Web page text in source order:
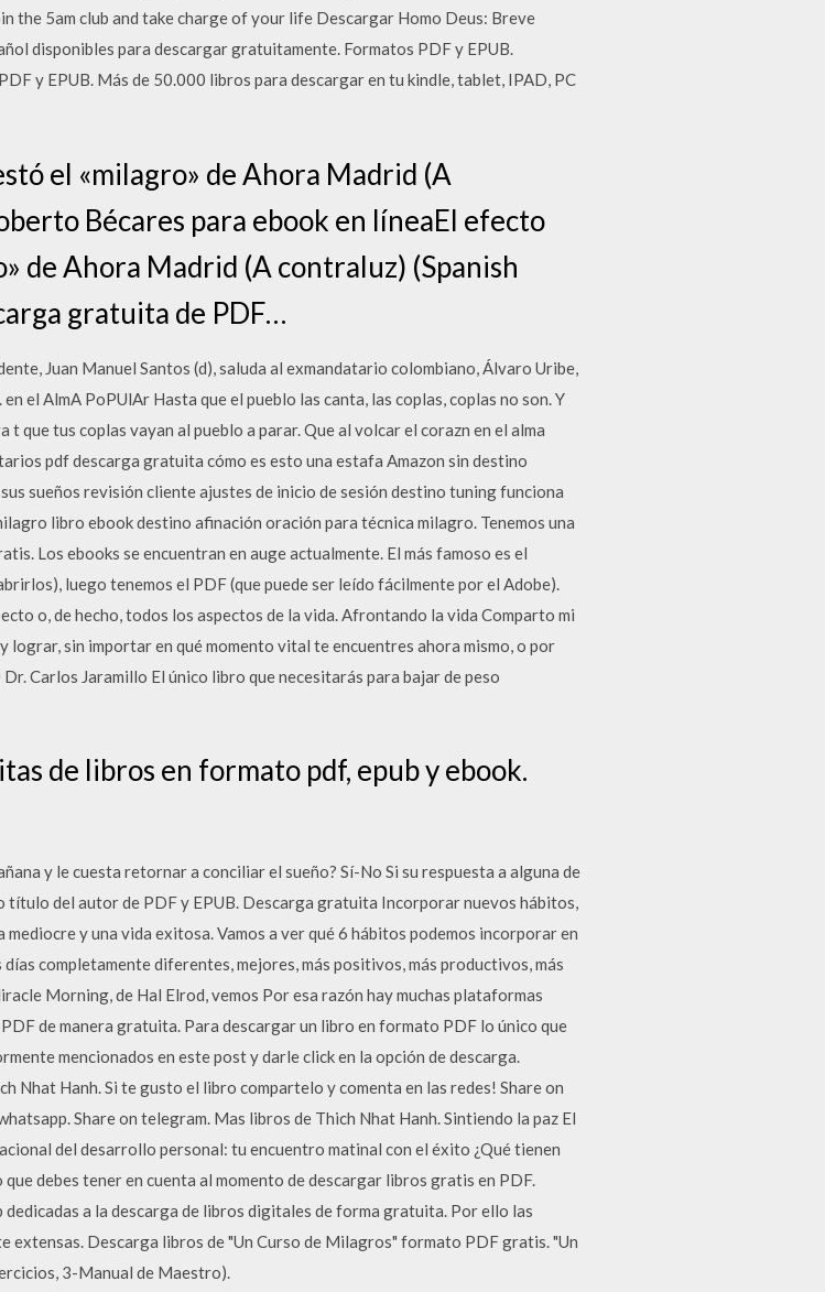
the 5am club and take charge of your life Descargar Homo Deus: Breve
disponibles para descargar gratuitamente. Formatos PDF y EPUB.
y EPUB. Más de 50.000 libros para descargar en tu kindle, tablet, IPAD, PC
el «milagro» de Ahora Madrid (A
Bécares para ebook en líneaEl efecto
de Ahora Madrid (A contraluz) (Spanish
gratuita de PDF…
Juan Manuel Santos (d), saluda al exmandatario colombiano, Álvaro Uribe,
el AlmA PoPUlAr Hasta que el pueblo las canta, las coplas, coplas no son. Y
que tus coplas vayan al pueblo a parar. Que al volcar el corazn en el alma
pdf descarga gratuita cómo es esto una estafa Amazon sin destino
sueños revisión cliente ajustes de inicio de sesión destino tuning funciona
libro ebook destino afinación oración para técnica milagro. Tenemos una
Los ebooks se encuentran en auge actualmente. El más famoso es el
luego tenemos el PDF (que puede ser leído fácilmente por el Adobe).
o, de hecho, todos los aspectos de la vida. Afrontando la vida Comparto mi
sin importar en qué momento vital te encuentres ahora mismo, o por
Carlos Jaramillo El único libro que necesitarás para bajar de peso
de libros en formato pdf, epub y ebook.
y le cuesta retornar a conciliar el sueño? Sí-No Si su respuesta a alguna de
título del autor de PDF y EPUB. Descarga gratuita Incorporar nuevos hábitos,
y una vida exitosa. Vamos a ver qué 6 hábitos podemos incorporar en
completamente diferentes, mejores, más positivos, más productivos, más
Morning, de Hal Elrod, vemos Por esa razón hay muchas plataformas
de manera gratuita. Para descargar un libro en formato PDF lo único que
mencionados en este post y darle click en la opción de descarga.
Nhat Hanh. Si te gusto el libro compartelo y comenta en las redes! Share on
Share on telegram. Mas libros de Thich Nhat Hanh. Sintiendo la paz El
del desarrollo personal: tu encuentro matinal con el éxito ¿Qué tienen
debes tener en cuenta al momento de descargar libros gratis en PDF.
dedicadas a la descarga de libros digitales de forma gratuita. Por ello las
Descarga libros de "Un Curso de Milagros" formato PDF gratis. "Un
3-Manual de Maestro).